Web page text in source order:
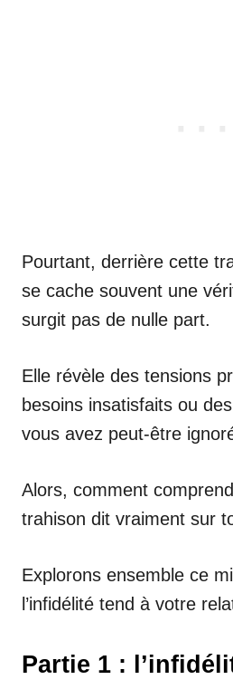
Pourtant, derrière cette
se cache souvent une
surgit pas de nulle part.
Elle révèle des tensions
besoins insatisfaits ou
vous avez peut-être
Alors, comment
trahison dit vraiment sur
Explorons ensemble ce
l’infidélité tend à votre
Partie 1 :